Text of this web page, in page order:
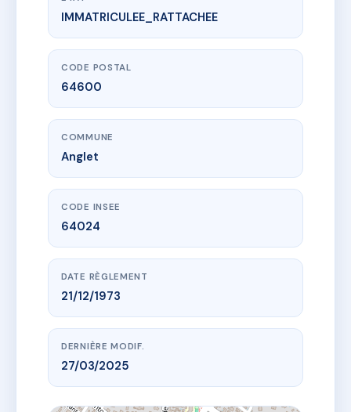
www.vme.plus/AC3465440
RESIDENCE DE LA MAIRIE
4 r amedee dufourg
IMMATRICULEE_RATTACHEE
CODE POSTAL
64600
COMMUNE
Anglet
CODE INSEE
64024
DATE RÈGLEMENT
21/12/1973
DERNIÈRE MODIF.
27/03/2025